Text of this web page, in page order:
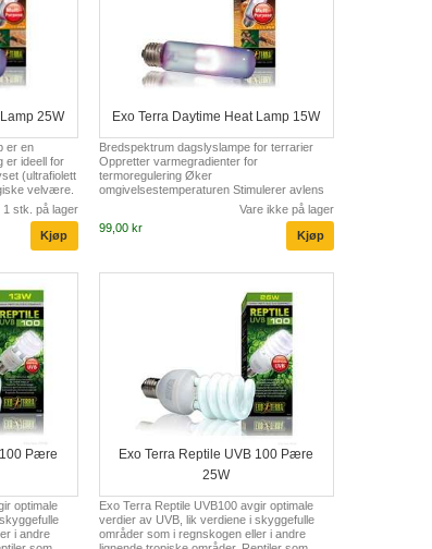
25W
er en
er ideell for
(ultrafiolett
velvære.
fra
Heat
lampe
for
1 stk. på lager
Exo Terra Daytime Heat Lamp 15W
Bredspektrum dagslyslampe for terrarier
Oppretter varmegradienter for
termoregulering Øker
omgivelsestemperaturen Stimulerer avlens
oppførsel gjennom UVA stråler Kan
kombineres med Night Glo eller Heat Glo i
en 24-timers syklus
Vare ikke på lager
99,00 kr
Pære
optimale
i andre
Exo Terra Reptile UVB 100 Pære
25W
Exo Terra Reptile UVB100 avgir optimale
verdier av UVB, lik verdiene i skyggefulle
områder som i regnskogen eller i andre